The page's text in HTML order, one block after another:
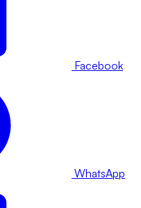
Facebook
WhatsApp